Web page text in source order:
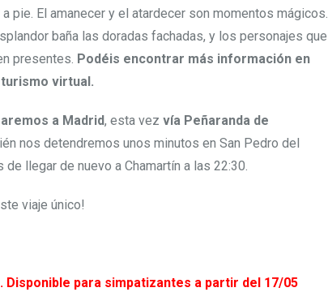
pie. El amanecer y el atardecer son momentos mágicos.
baña las doradas fachadas, y los personajes que
presentes. Podéis encontrar más información en
virtual.
a Madrid, esta vez vía Peñaranda de
nos detendremos unos minutos en San Pedro del
llegar de nuevo a Chamartín a las 22:30.
viaje único!
Disponible para simpatizantes a partir del 17/05